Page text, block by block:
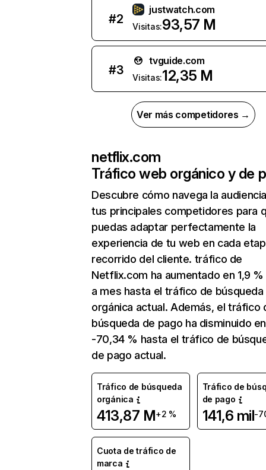
#2
justwatch.com
Visitas:93,57 M
#3
tvguide.com
Visitas:12,35 M
Ver más competidores →
netflix.com
Tráfico web orgánico y de
Descubre cómo navega la
tus principales competidores para
puedas adaptar perfectamente la
experiencia de tu web en cada
recorrido del cliente. tráfico de
Netflix.com ha aumentado en 1,9
a mes hasta el tráfico de búsqueda
orgánica actual. Además, el tráfico
búsqueda de pago ha disminuido en
-70,34 % hasta el tráfico de
de pago actual.
Tráfico de búsqueda
orgánica
413,87 M+2 %
Tráfico de
de pago
141,6 mil-
Cuota de tráfico de
marca